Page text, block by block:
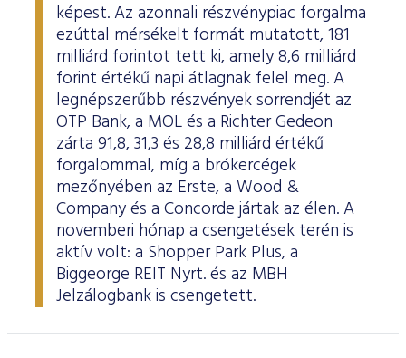
képest. Az azonnali részvénypiac forgalma
ezúttal mérsékelt formát mutatott, 181
milliárd forintot tett ki, amely 8,6 milliárd
forint értékű napi átlagnak felel meg. A
legnépszerűbb részvények sorrendjét az
OTP Bank, a MOL és a Richter Gedeon
zárta 91,8, 31,3 és 28,8 milliárd értékű
forgalommal, míg a brókercégek
mezőnyében az Erste, a Wood &
Company és a Concorde jártak az élen. A
novemberi hónap a csengetések terén is
aktív volt: a Shopper Park Plus, a
Biggeorge REIT Nyrt. és az MBH
Jelzálogbank is csengetett.